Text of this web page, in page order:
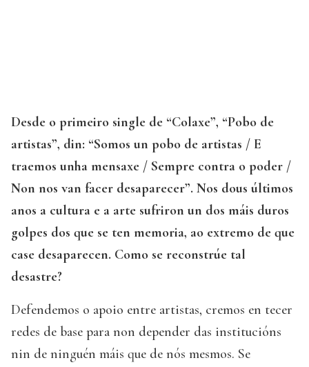
Desde o primeiro single de “Colaxe”, “Pobo de
artistas”, din: “Somos un pobo de artistas / E
traemos unha mensaxe / Sempre contra o poder /
Non nos van facer desaparecer”. Nos dous últimos
anos a cultura e a arte sufriron un dos máis duros
golpes dos que se ten memoria, ao extremo de que
case desaparecen. Como se reconstrúe tal
desastre?
Defendemos o apoio entre artistas, cremos en tecer
redes de base para non depender das institucións
nin de ninguén máis que de nós mesmos. Se